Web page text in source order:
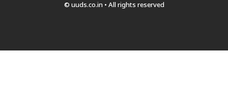
© uuds.co.in • All rights reserved